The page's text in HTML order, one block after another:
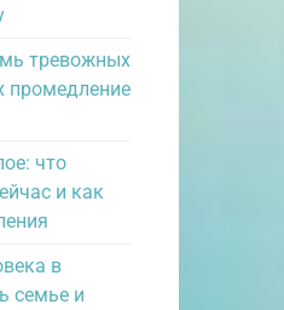
тревожных
промедление
что
и как
в
семье и